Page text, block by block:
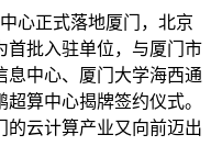
心正式落地厦门，北京
首批入驻单位，与厦门市
息中心、厦门大学海西通
算中心揭牌签约仪式。
的云计算产业又向前迈出